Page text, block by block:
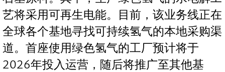
艺将采用可再生电能。目前，该业务线正在
全球各个基地寻找可持续氢气的本地采购渠
道。首座使用绿色氢气的工厂预计将于
2026年投入运营，随后将推广至其他基